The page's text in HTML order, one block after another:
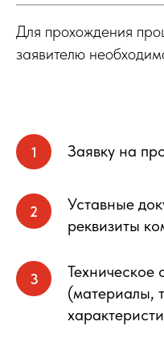
Для прохождения
заявителю
Заявку на
Уставные
реквизиты
Техническое
(материалы,